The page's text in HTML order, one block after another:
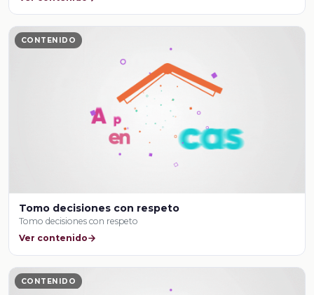
CONTENIDO
Tomo decisiones con respeto
Tomo decisiones con respeto
Ver contenido
CONTENIDO